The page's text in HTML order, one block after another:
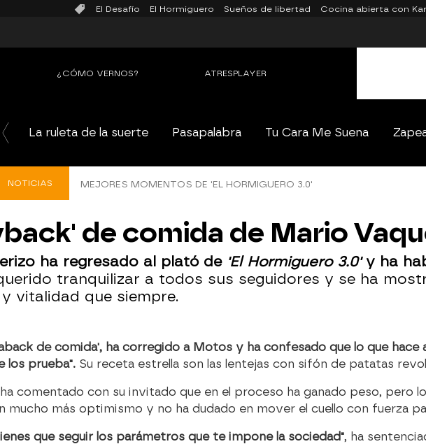
El Desafío El Hormiguero Sueños de libertad Cocina abierta con
¿CÓMO VERNOS? ATRESPLAYER
La ruleta de la suerte Pasapalabra Tu Cara Me Suena
NOTICIAS MEJORES MOMENTOS DE 'EL HORMIGUERO 3.0'
de comida de Mario
ha regresado al plató de'El Hormiguero 3.0'y ha
tranquilizar a todos sus seguidores y se ha
vitalidad que siempre.
de comida', ha corregido a Motos y ha confesado que lo que
los prueba". Su receta estrella son las lentejas con sifón de patatas
comentado con su invitado que en el proceso ha ganado peso, pero
mucho más optimismo y no ha dudado en mover el cuello con fuerza
que seguir los parámetros que te impone la sociedad", ha